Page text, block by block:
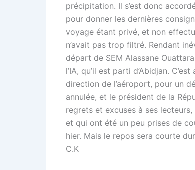
précipitation. Il s’est donc
pour donner les dernières
voyage étant privé, et non
n’avait pas trop filtré. Rendant
départ de SEM Alassane
l’IA, qu’il est parti d’Abidjan.
direction de l’aéroport, pour un
annulée, et le président de la
regrets et excuses à ses
et qui ont été un peu prises de
hier. Mais le repos sera courte
C.K